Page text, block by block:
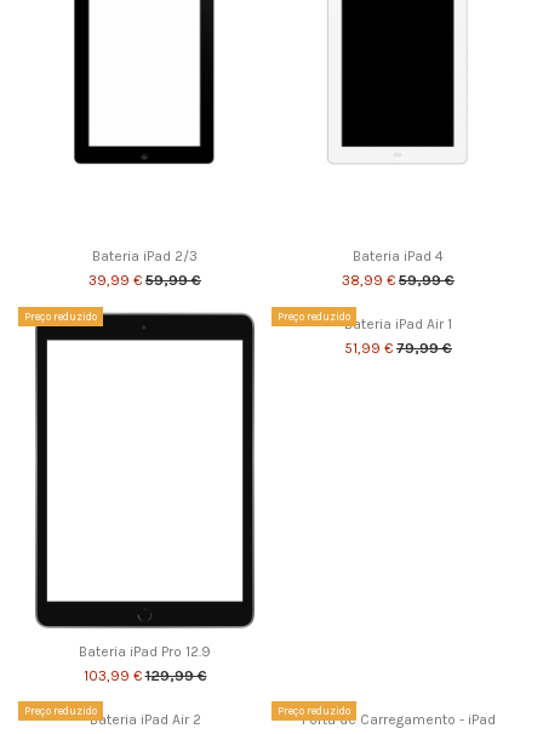
Bateria iPad 2/3
39,99 € 59,99 €
Bateria iPad 4
38,99 € 59,99 €
Preço reduzido
Bateria iPad Pro 12.9
103,99 € 129,99 €
Preço reduzido
Bateria iPad Air 1
51,99 € 79,99 €
Preço reduzido
Bateria iPad Air 2
Preço reduzido
Porta de Carregamento - iPad